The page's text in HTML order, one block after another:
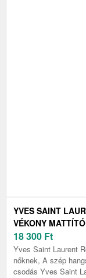
YVES SAINT
VÉKONY
G
18 300 Ft
Yves Saint Laurent
nőknek, A szép
csodás Yves Saint